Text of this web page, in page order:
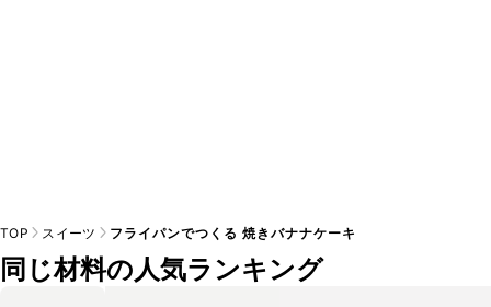
TOP スイーツ フライパンでつくる 焼きバナナケーキ
同じ材料の人気ランキング